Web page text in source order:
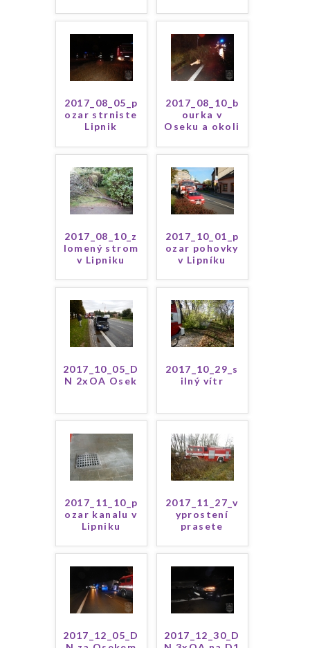
2017_08_05_p
ozar strniste
Lipnik
2017_08_10_b
ourka v
Oseku a okoli
2017_08_10_z
lomený strom
v Lipniku
2017_10_01_p
ozar pohovky
v Lipníku
2017_10_05_D
N 2xOA Osek
2017_10_29_s
ilný vítr
2017_11_10_p
ozar kanalu v
Lipniku
2017_11_27_v
yprostení
prasete
2017_12_05_D
2017_12_30_D